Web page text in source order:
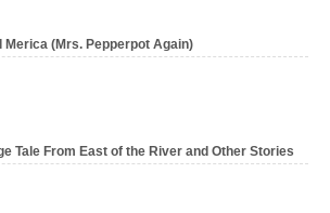
Merica (Mrs. Pepperpot Again)
Tale From East of the River and Other Stories